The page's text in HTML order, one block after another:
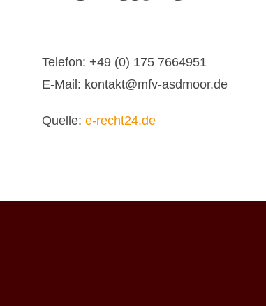
Telefon: +49 (0) 175 7664951
E-Mail: kontakt@mfv-asdmoor.de
Quelle: e-recht24.de